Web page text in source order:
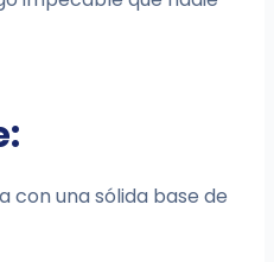
con una sólida base de